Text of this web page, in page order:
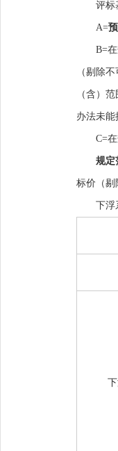
评标
A=
B=
（剔除不
（含 ） 范
办法未能
C=
规定
标价 （剔
下浮